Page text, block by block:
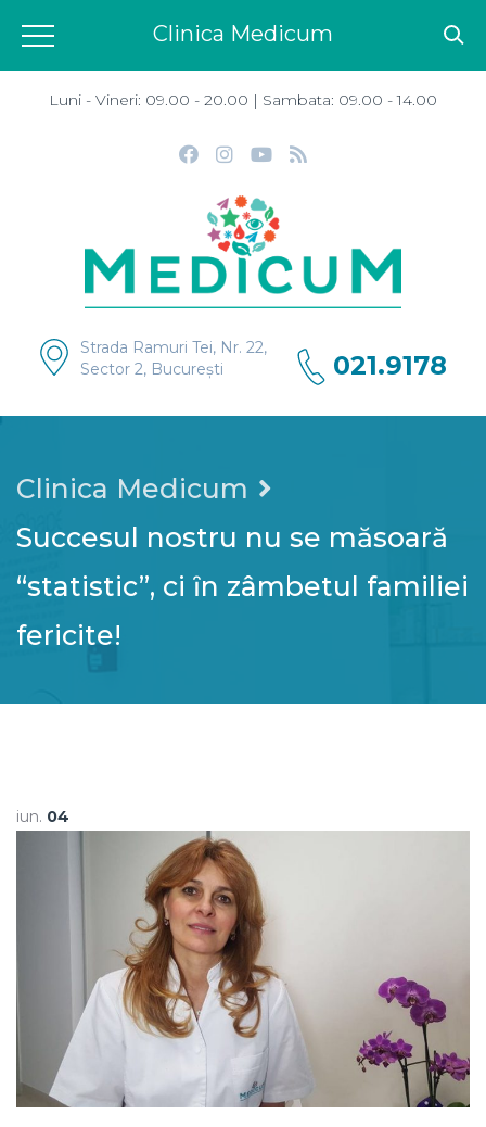
Luni - Vineri: 09.00 - 20.00 | Sambata: 09.00 - 14.00
Strada Ramuri Tei, Nr. 22,
Sector 2, București
021.9178
Clinica Medicum
Succesul nostru nu se măsoară
“statistic”, ci ȋn zâmbetul familiei
fericite!
iun. 04
Clinica Medicum